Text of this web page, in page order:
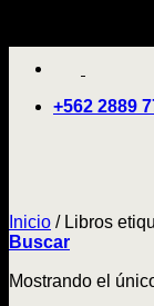
+562 2889
Inicio /Libros
Buscar
Mostrando el